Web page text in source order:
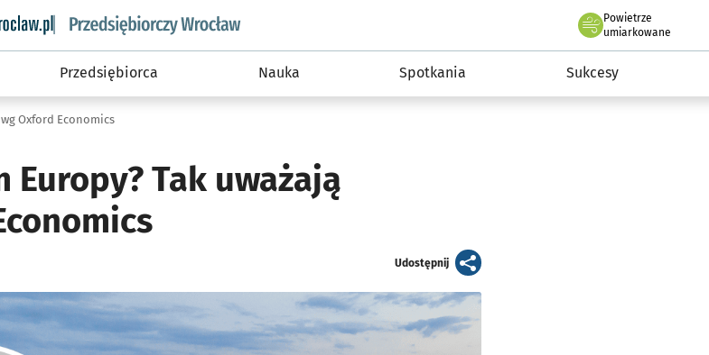
informacyjny wroclaw.pl podserwis: Strategia rozwoju przedsiębiorczości miasta Wrocławia
Powietrze
we Wrocławiu
umiarkowane
Przedsiębiorca Nauka Spotkania Sukcesy
Oxford Economics
Europy? Tak uważają
Udostępnijartykuł